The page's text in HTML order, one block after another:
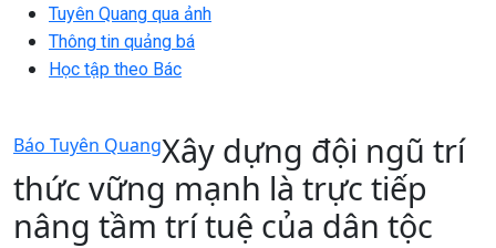
Tuyên Quang qua ảnh
Thông tin quảng bá
Học tập theo Bác
Báo Tuyên QuangXây dựng đội ngũ trí
thức vững mạnh là trực tiếp
nâng tầm trí tuệ của dân tộc